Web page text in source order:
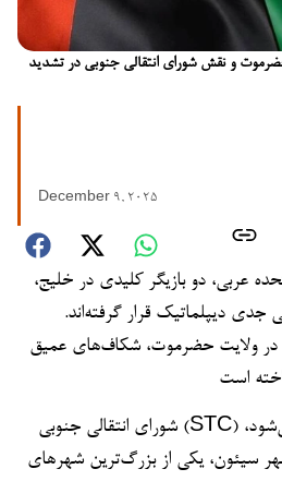
و نقش شورای انتقالی جنوبی در تشدید
December 9, 2025
عربی، دو بازیگر کلیدی در خلیج،
جدی دیپلماتیک قرار گرفته‌اند.
در ولایت حضرموت، شکاف‌های عمیق
شورای انتقالی جنوبی (STC) که از سوی امارات حمایت می‌شود،
سیئون، یکی از بزرگ‌ترین شهرهای